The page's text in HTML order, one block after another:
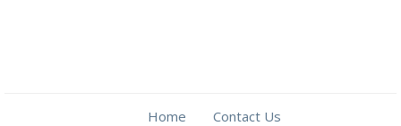
Home Contact Us